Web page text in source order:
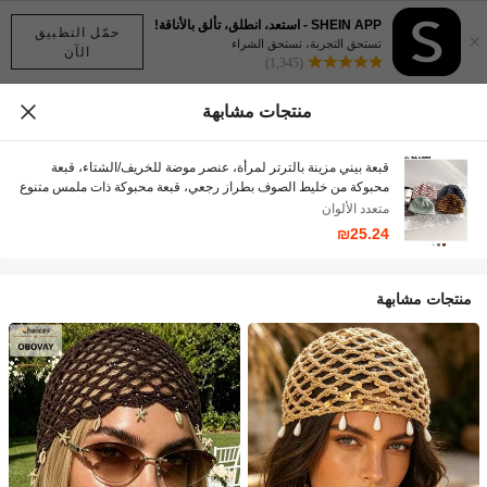
حمّل التطبيق
الآن
×
SHEIN APP - استعد، انطلق، تألق بالأناقة!
تستحق التجربة، تستحق الشراء
(1,345)
منتجات مشابهة
قبعة بيني مزينة بالترتر لمرأة، عنصر موضة للخريف/الشتاء، قبعة
محبوكة من خليط الصوف بطراز رجعي، قبعة محبوكة ذات ملمس متنوع
وتناسب الحجم الصغير، ملابس الشارع والتزلج والرقص
متعدد الألوان
₪25.24
منتجات مشابهة